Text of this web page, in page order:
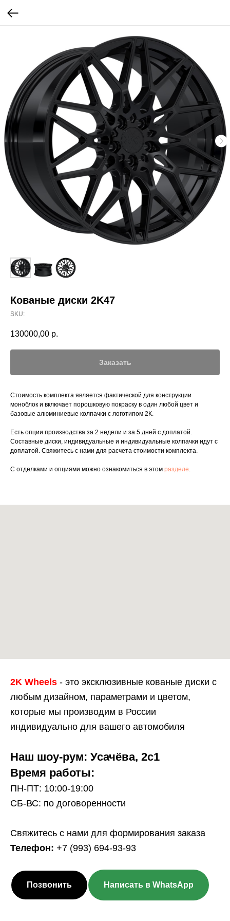
Кованые диски 2K47
SKU:
130000,00 р.
Заказать
Стоимость комплекта является фактической для конструкции
моноблок и включает порошковую покраску в один любой цвет и
базовые алюминиевые колпачки с логотипом 2К.
Есть опции производства за 2 недели и за 5 дней с доплатой.
Составные диски, индивидуальные и индивидуальные колпачки идут с
доплатой. Свяжитесь с нами для расчета стоимости комплекта.
С отделками и опциями можно ознакомиться в этом разделе.
2K Wheels - это эксклюзивные кованые диски с
любым дизайном, параметрами и цветом,
которые мы производим в России
индивидуально для вашего автомобиля
Наш шоу-рум: Усачёва, 2с1
Время работы:
ПН-ПТ: 10:00-19:00
СБ-ВС: по договоренности
Свяжитесь с нами для формирования заказа
Телефон: +7 (993) 694-93-93
Позвонить Написать в WhatsApp